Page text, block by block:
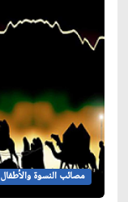
مصائب النسوة والأطفال